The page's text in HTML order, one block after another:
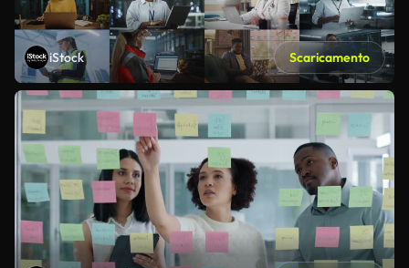
iStock Scaricamento